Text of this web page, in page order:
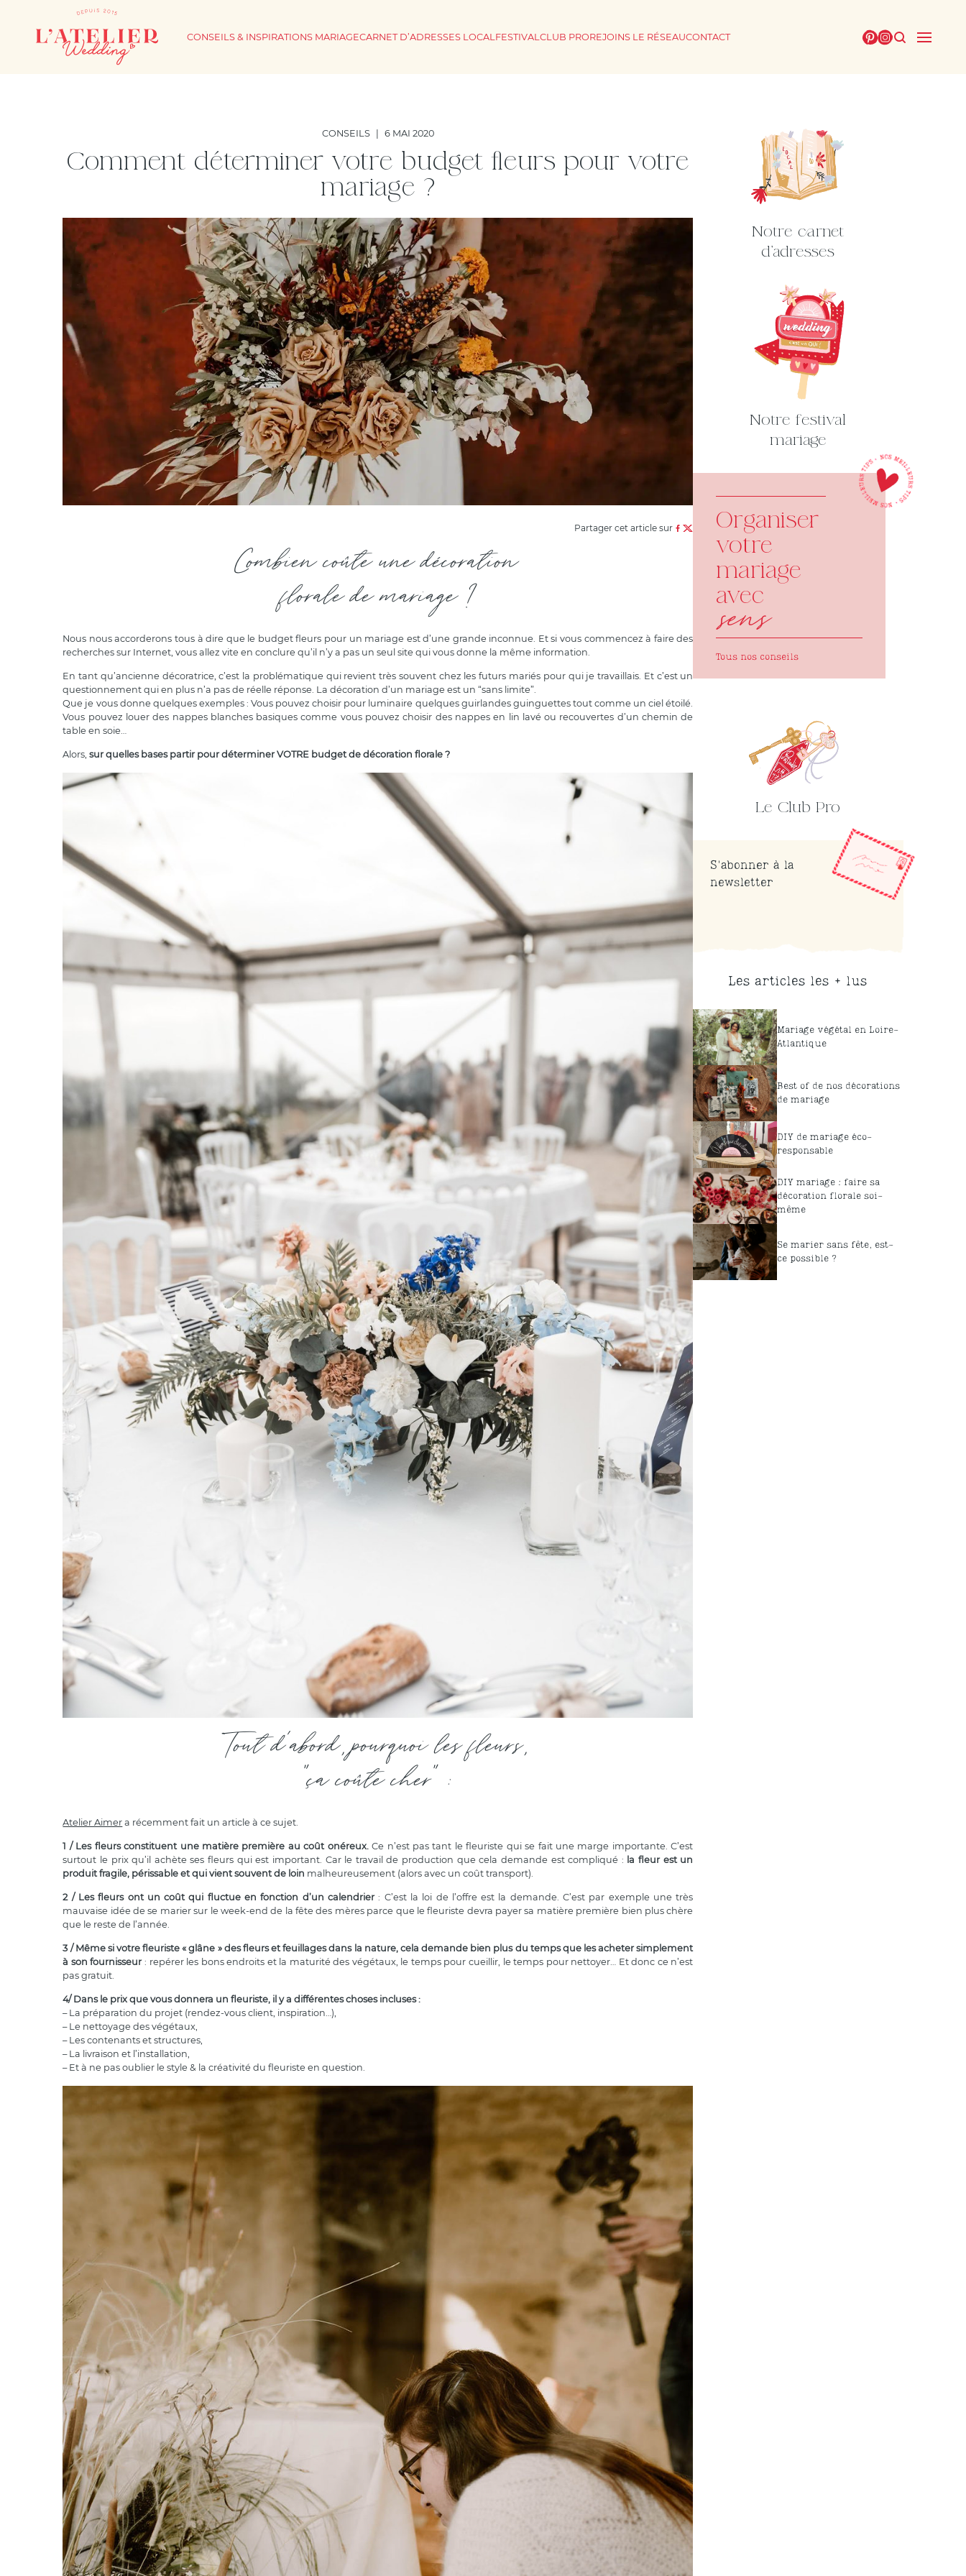
CONSEILS & INSPIRATIONS MARIAGECARNET D’ADRESSES LOCALFESTIVALCLUB PROREJOINS LE RÉSEAUCONTACT
CONSEILS 6 MAI 2020
Comment déterminer votre budget fleurs pour votre
mariage ?
Partager cet article sur
Combien coûte une décoration
florale de mariage ?
Nous nous accorderons tous à dire que le budget fleurs pour un mariage est d’une grande inconnue. Et si vous commencez à faire des
recherches sur Internet, vous allez vite en conclure qu’il n’y a pas un seul site qui vous donne la même information.
En tant qu’ancienne décoratrice, c’est la problématique qui revient très souvent chez les futurs mariés pour qui je travaillais. Et c’est un
questionnement qui en plus n’a pas de réelle réponse. La décoration d’un mariage est un “sans limite”.
Que je vous donne quelques exemples : Vous pouvez choisir pour luminaire quelques guirlandes guinguettes tout comme un ciel étoilé.
Vous pouvez louer des nappes blanches basiques comme vous pouvez choisir des nappes en lin lavé ou recouvertes d’un chemin de
table en soie…
Alors,sur quelles bases partir pour déterminer VOTRE budget de décoration florale ?
Tout d'abord, pourquoi les fleurs,
"ça coûte cher" :
Atelier Aimer a récemment fait un article à ce sujet.
1 / Les fleurs constituent une matière première au coût onéreux. Ce n’est pas tant le fleuriste qui se fait une marge importante. C’est
surtout le prix qu’il achète ses fleurs qui est important. Car le travail de production que cela demande est compliqué : la fleur est un
produit fragile, périssable et qui vient souvent de loin malheureusement (alors avec un coût transport).
2 / Les fleurs ont un coût qui fluctue en fonction d’un calendrier: C’est la loi de l’offre est la demande. C’est par exemple une très
mauvaise idée de se marier sur le week-end de la fête des mères parce que le fleuriste devra payer sa matière première bien plus chère
que le reste de l’année.
3 / Même si votre fleuriste « glâne » des fleurs et feuillages dans la nature, cela demande bien plus du temps que les acheter simplement
à son fournisseur: repérer les bons endroits et la maturité des végétaux, le temps pour cueillir, le temps pour nettoyer… Et donc ce n’est
pas gratuit.
4/ Dans le prix que vous donnera un fleuriste, il y a différentes choses incluses :
– La préparation du projet (rendez-vous client, inspiration…),
– Le nettoyage des végétaux,
– Les contenants et structures,
– La livraison et l’installation,
– Et à ne pas oublier le style & la créativité du fleuriste en question.
Notre carnet
d'adresses
Notre festival
mariage
Organiser
votre
mariage
avec
sens
Tous nos conseils
Le Club Pro
S'abonner à la
newsletter
Les articles les + lus
Mariage végétal en Loire-
Atlantique
Best of de nos décorations
de mariage
DIY de mariage éco-
responsable
DIY mariage : faire sa
décoration florale soi-
même
Se marier sans fête, est-
ce possible ?